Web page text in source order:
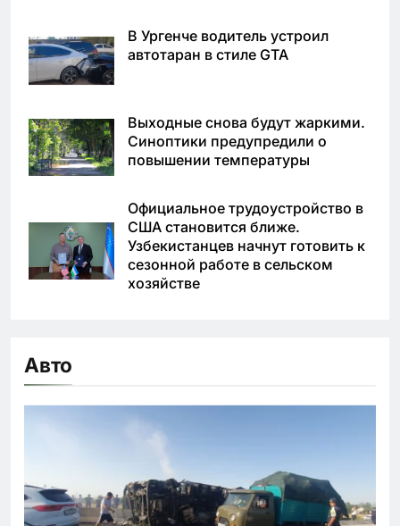
В Ургенче водитель устроил
автотаран в стиле GTA
Выходные снова будут жаркими.
Синоптики предупредили о
повышении температуры
Официальное трудоустройство в
США становится ближе.
Узбекистанцев начнут готовить к
сезонной работе в сельском
хозяйстве
Авто